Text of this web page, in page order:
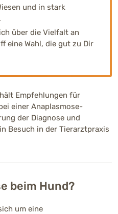
und in stark
über die Vielfalt an
eine Wahl, die gut zu Dir
Empfehlungen für
einer Anaplasmose-
der Diagnose und
Besuch in der Tierarztpraxis
beim Hund?
um eine